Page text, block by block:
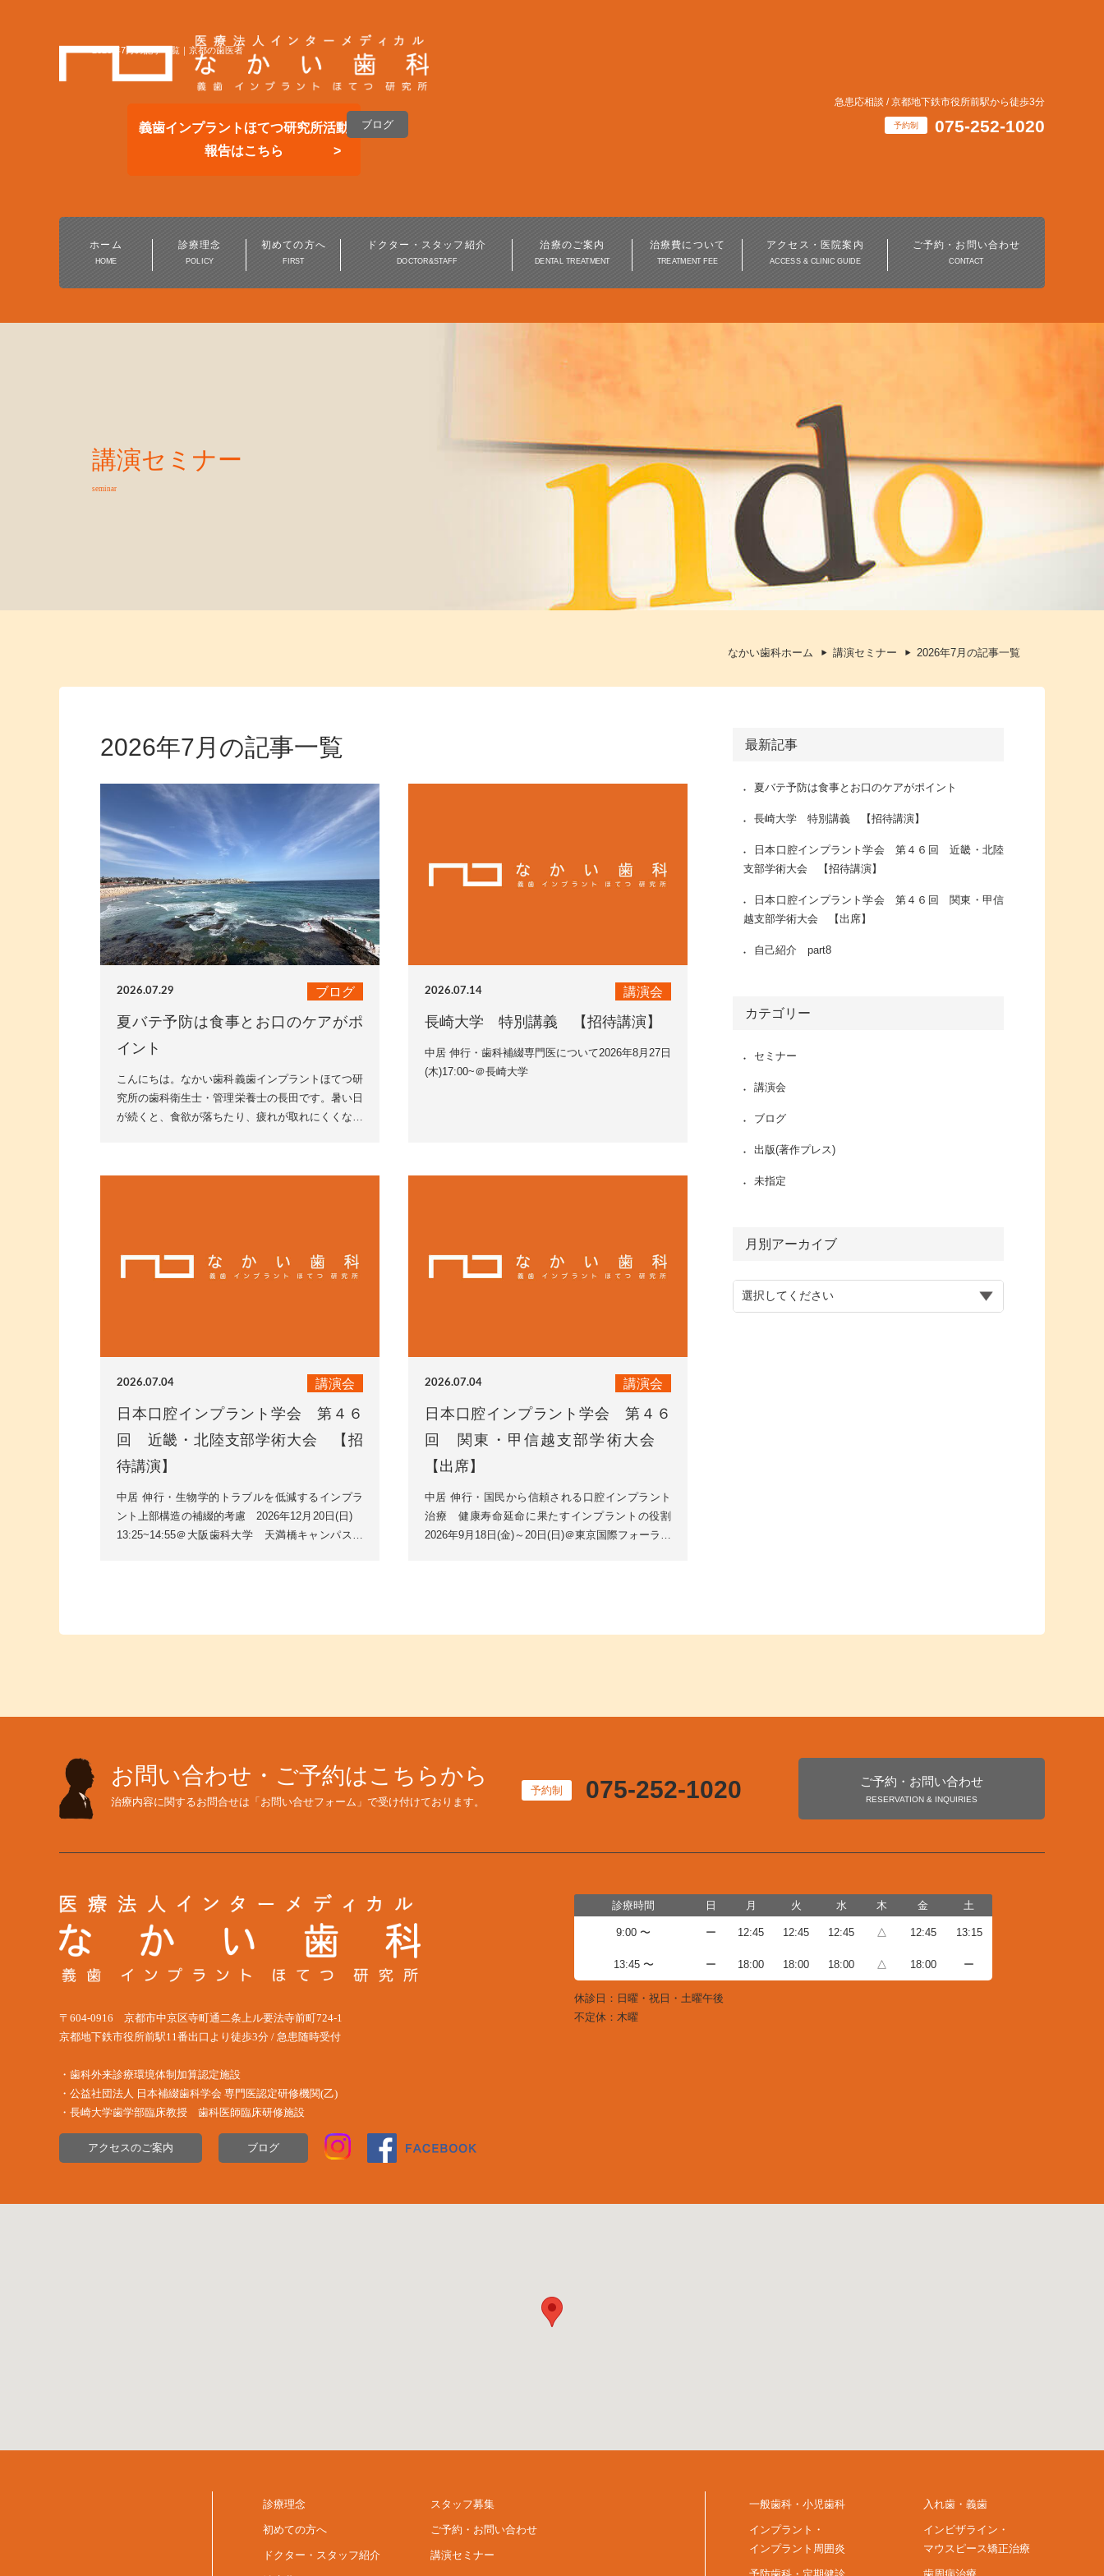
義歯インプラントほてつ研究所活動
報告はこちら
ブログ
2026年7月の記事一覧｜京都の歯医者
急患応相談 / 京都地下鉄市役所前駅から徒歩3分
予約制 075-252-1020
ホーム
HOME
診療理念
POLICY
初めての方へ
FIRST
ドクター・スタッフ紹介
DOCTOR&STAFF
治療のご案内
DENTAL TREATMENT
予防歯科・定期健診 歯周病治療 審美歯科・美容歯科 ホワイトニング
治療費について
TREATMENT FEE
アクセス・医院案内
ACCESS & CLINIC GUIDE
ご予約・お問い合わせ
CONTACT
講演セミナー
seminar
なかい歯科ホーム 講演セミナー 2026年7月の記事一覧
2026年7月の記事一覧
2026.07.29 ブログ
夏バテ予防は食事とお口のケアがポ
イント
こんにちは。なかい歯科義歯インプラントほてつ研
究所の歯科衛生士・管理栄養士の長田です。暑い日
が続くと、食欲が落ちたり、疲れが取れにくくなっ
2026.07.14 講演会
長崎大学 特別講義 【招待講演】
中居 伸行・歯科補綴専門医について2026年8月27日
(木)17:00~＠長崎大学
2026.07.04 講演会
日本口腔インプラント学会 第４６
回 近畿・北陸支部学術大会 【招
待講演】
中居 伸行・生物学的トラブルを低減するインプラ
ント上部構造の補綴的考慮 2026年12月20日(日)
13:25~14:55＠大阪歯科大学 天満橋キャンパス公
2026.07.04 講演会
日本口腔インプラント学会 第４６
回 関東・甲信越支部学術大会
【出席】
中居 伸行・国民から信頼される口腔インプラント
治療 健康寿命延命に果たすインプラントの役割
2026年9月18日(金)～20日(日)＠東京国際フォーラム
最新記事
夏バテ予防は食事とお口のケアがポイント
長崎大学 特別講義 【招待講演】
日本口腔インプラント学会 第４６回 近畿・北陸
支部学術大会 【招待講演】
日本口腔インプラント学会 第４６回 関東・甲信
越支部学術大会 【出席】
自己紹介 part8
カテゴリー
セミナー
講演会
ブログ
出版(著作プレス)
未指定
月別アーカイブ
お問い合わせ・ご予約はこちらから
治療内容に関するお問合せは「お問い合せフォーム」で受け付けております。
予約制 075-252-1020 ご予約・お問い合わせ
RESERVATION & INQUIRIES
〒604-0916 京都市中京区寺町通二条上ル要法寺前町724-1
京都地下鉄市役所前駅11番出口より徒歩3分 / 急患随時受付
・歯科外来診療環境体制加算認定施設
・公益社団法⼈ ⽇本補綴⻭科学会 専⾨医認定研修機関(⼄)
・長崎大学歯学部臨床教授 歯科医師臨床研修施設
アクセスのご案内 ブログ
診療時間 日 月 火 水 木 金 土
9:00 〜 ー 12:45 12:45 12:45 △ 12:45 13:15
13:45 〜 ー 18:00 18:00 18:00 △ 18:00 ー
休診日：日曜・祝日・土曜午後
不定休：木曜
診療理念
初めての方へ
ドクター・スタッフ紹介
スタッフ募集
ご予約・お問い合わせ
講演セミナー
一般歯科・小児歯科
インプラント・
インプラント周囲炎
入れ歯・義歯
インビザライン・
マウスピース矯正治療